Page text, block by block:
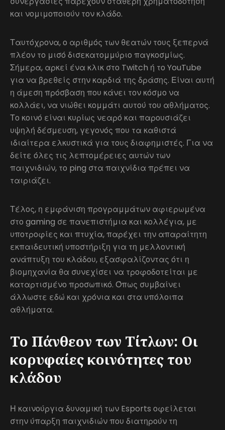
και νομιμοποιούν τον κλάδο.
Ταυτόχρονα, ο αριθμός των θεατών τους ξεπερνά
πλέον το μισό δισεκατομμύριο παγκοσμίως.
Σήμερα, αρκεί ένα κλικ στο Twitch ή το YouTube
για να βρεθείς στην καρδιά της δράσης. Είναι αυτή
η άμεση πρόσβαση που κάνει τον κόσμο να
κολλάει, να νιώθει κομμάτι αυτού του αθλήματος.
Το κοινό είναι κυρίως νεαρό και παρουσιάζει
υψηλή δέσμευση, γεγονός που τα καθιστά
ιδιαίτερα ελκυστικά για τους διαφημιστές. Για να
δείτε όλες τις λεπτομέρειες αυτών των
παιχνιδιών, το ping στα παιχνίδια πρέπει να
ταιριάζει.
Τέλος, η εμφάνιση προγραμμάτων αφιερωμένα
στο gaming σε πανεπιστήμια και κολλέγια, με
υποτροφίες και πτυχία, παρέχει την απαραίτητη
εκπαιδευτική υποστήριξη για τη μελλοντική
ανάπτυξη του κλάδου, εξασφαλίζοντας ότι η
βιομηχανία θα συνεχίσει να τροφοδοτείται με
καταρτισμένο προσωπικό. Όπως συμβαίνει
άλλωστε εδώ και χρόνια και στα υπόλοιπα
αθλήματα.
Το Πάνθεον των Τίτλων: Οι
κορυφαίες κοινότητες του
κλάδου
Η καινούργια δυναμική των Esports οφείλεται
στην ύπαρξη παιχνιδιών που διατηρούν τη